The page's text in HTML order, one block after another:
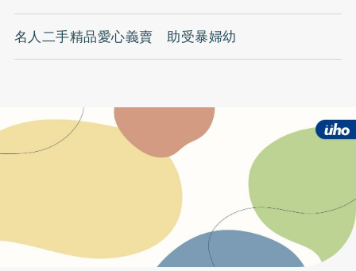
名人二手精品愛心義賣 助受暴婦幼